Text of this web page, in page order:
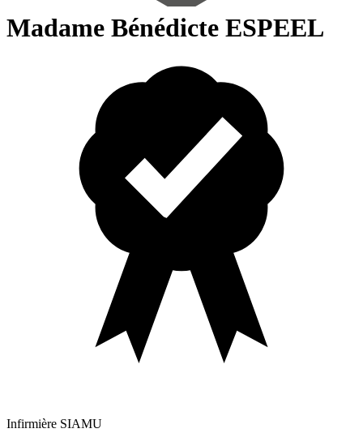
Madame Bénédicte ESPEEL
Infirmière SIAMU